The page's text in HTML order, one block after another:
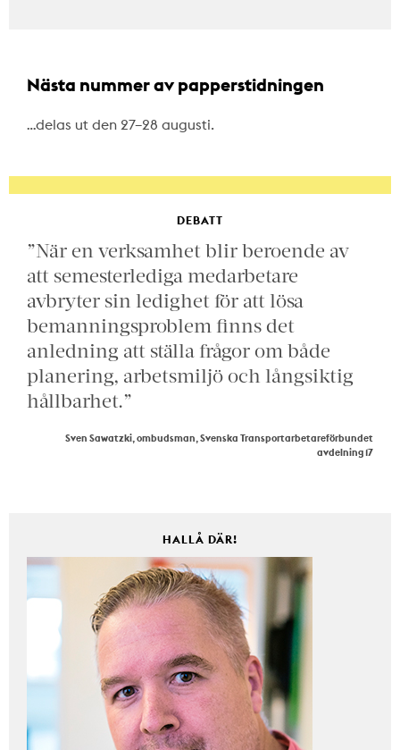
Nästa nummer av papperstidningen
…delas ut den 27–28 augusti.
DEBATT
”När en verksamhet blir beroende av
att semesterlediga medarbetare
avbryter sin ledighet för att lösa
bemanningsproblem finns det
anledning att ställa frågor om både
planering, arbetsmiljö och långsiktig
hållbarhet.”
Sven Sawatzki, ombudsman, Svenska Transportarbetareförbundet
avdelning 17
HALLÅ DÄR!